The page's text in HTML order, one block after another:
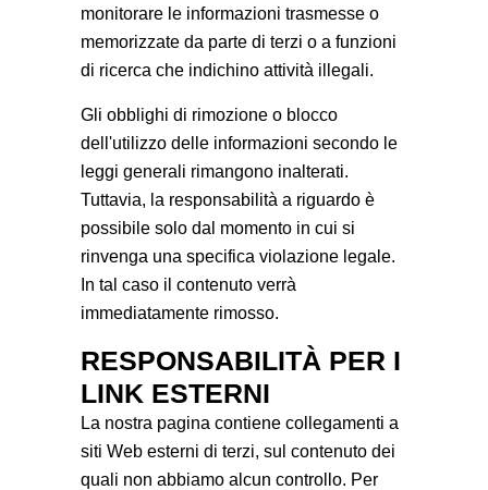
monitorare le informazioni trasmesse o
memorizzate da parte di terzi o a funzioni
di ricerca che indichino attività illegali.
Gli obblighi di rimozione o blocco
dell'utilizzo delle informazioni secondo le
leggi generali rimangono inalterati.
Tuttavia, la responsabilità a riguardo è
possibile solo dal momento in cui si
rinvenga una specifica violazione legale.
In tal caso il contenuto verrà
immediatamente rimosso.
RESPONSABILITÀ PER I
LINK ESTERNI
La nostra pagina contiene collegamenti a
siti Web esterni di terzi, sul contenuto dei
quali non abbiamo alcun controllo. Per